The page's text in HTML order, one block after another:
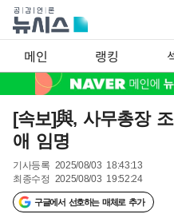
메인 랭킹
[속보]與, 사무총장
애 임명
기사등록 2025/08/03 18:43:13
최종수정 2025/08/03 19:52:24
구글에서 선호하는 매체로 추가